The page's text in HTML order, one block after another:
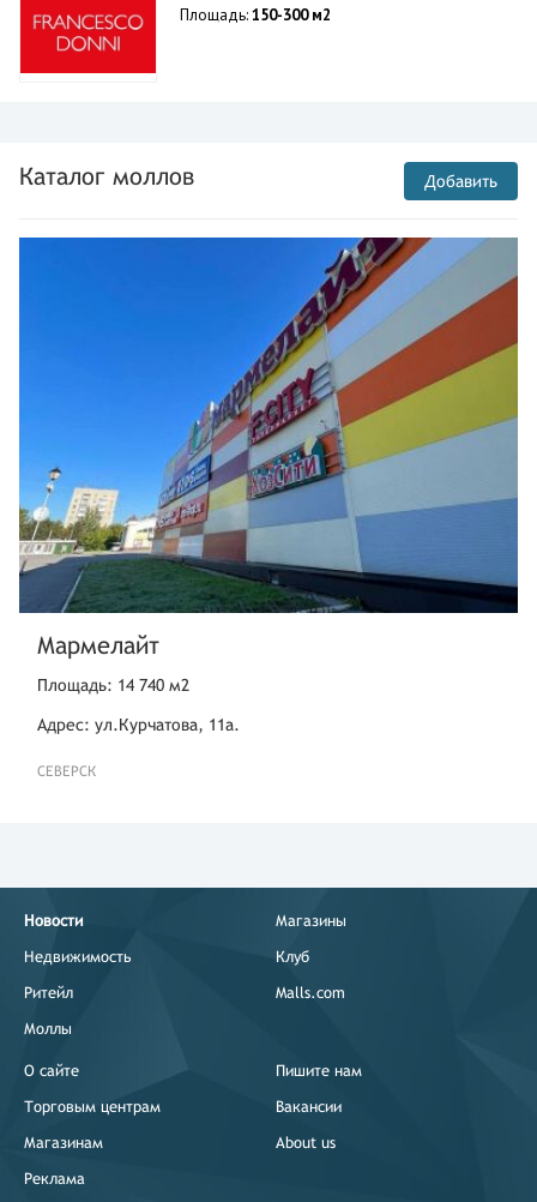
Площадь:150-300 м2
Каталог моллов Добавить
Мармелайт
Площадь: 14 740 м2
Адрес: ул.Курчатова, 11а.
СЕВЕРСК
Новости
Недвижимость
Ритейл
Моллы
Магазины
Клуб
Malls.com
О сайте
Торговым центрам
Магазинам
Реклама
Пишите нам
Вакансии
About us